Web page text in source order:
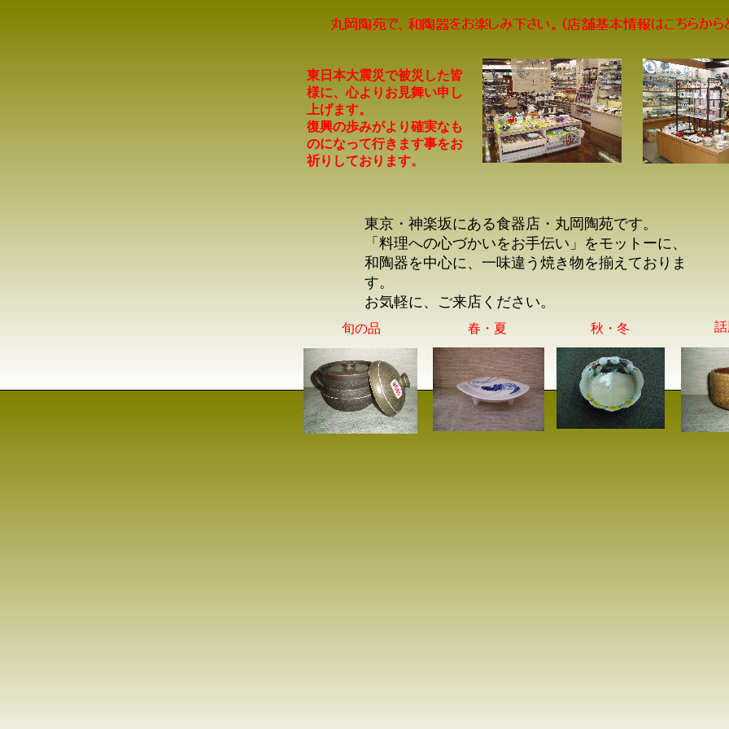
東日本大震災で被災した皆
様に、心よりお見舞い申し
上げます。
復興の歩みがより確実なも
のになって行きます事をお
祈りしております。
東京・神楽坂にある食器店・丸岡陶苑です。
「料理への心づかいをお手伝い」をモットーに、
和陶器を中心に、一味違う焼き物を揃えておりま
す。
お気軽に、ご来店ください。
旬の品 春・夏 秋・冬